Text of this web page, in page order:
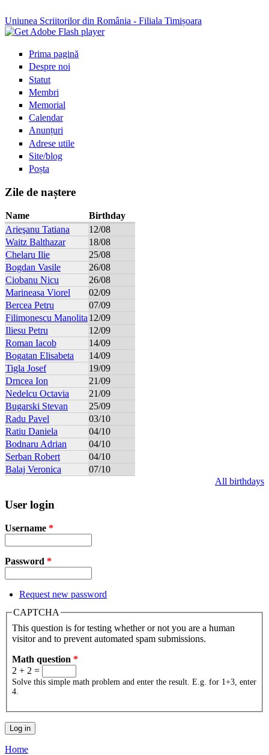
Uniunea Scriitorilor din România - Filiala Timișoara
Prima pagină
Despre noi
Statut
Membri
Memorial
Calendar
Anunțuri
Adrese utile
Site/blog
Poșta
Zile de naștere
Name
Birthday
Arieşanu Tatiana
12/08
Waitz Balthazar
18/08
Chelaru Ilie
25/08
Bogdan Vasile
26/08
Ciobanu Nicu
26/08
Marineasa Viorel
02/09
Bercea Petru
07/09
Filimonescu Manolita 12/09
Iliesu Petru
12/09
Roman Iacob
14/09
Bogatan Elisabeta
14/09
Tigla Josef
19/09
Drncea Ion
21/09
Nedelcu Octavia
21/09
Bugarski Stevan
25/09
Radu Pavel
03/10
Ratiu Daniela
04/10
Bodnaru Adrian
04/10
Serban Robert
04/10
Balaj Veronica
07/10
All birthdays
User login
Username *
Password *
Request new password
CAPTCHA
This question is for testing whether or not you are a human
visitor and to prevent automated spam submissions.
Math question *
2 + 2 =
Solve this simple math problem and enter the result. E.g. for 1+3, enter
4.
Home